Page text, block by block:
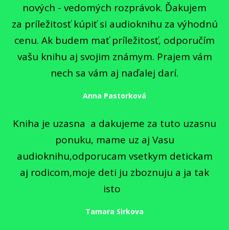
nových - vedomých rozprávok. Ďakujem
za príležitosť kúpiť si audioknihu za výhodnú
cenu. Ak budem mať príležitosť, odporučím
vašu knihu aj svojim známym. Prajem vám
nech sa vám aj naďalej darí.
Anna Pastorková
Kniha je uzasna a dakujeme za tuto uzasnu
ponuku, mame uz aj Vasu
audioknihu,odporucam vsetkym detickam
aj rodicom,moje deti ju zboznuju a ja tak
isto
Tamara Sirkova